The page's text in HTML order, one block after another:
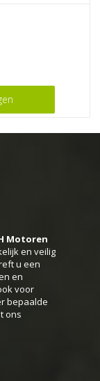
Motoren
en veilig
u een
en
voor
bepaalde
ons